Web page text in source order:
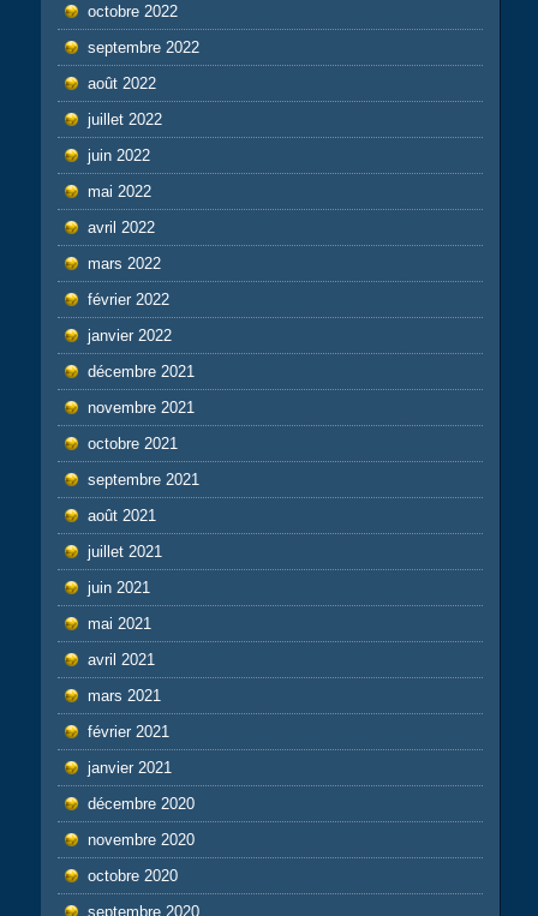
octobre 2022
septembre 2022
août 2022
juillet 2022
juin 2022
mai 2022
avril 2022
mars 2022
février 2022
janvier 2022
décembre 2021
novembre 2021
octobre 2021
septembre 2021
août 2021
juillet 2021
juin 2021
mai 2021
avril 2021
mars 2021
février 2021
janvier 2021
décembre 2020
novembre 2020
octobre 2020
septembre 2020